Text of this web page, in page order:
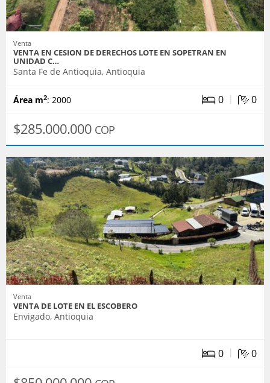
Venta
VENTA EN CESION DE DERECHOS LOTE EN SOPETRAN EN
UNIDAD C…
Santa Fe de Antioquia, Antioquia
Área m2: 2000 0 | 0
$285.000.000 COP
Venta
VENTA DE LOTE EN EL ESCOBERO
Envigado, Antioquia
0 | 0